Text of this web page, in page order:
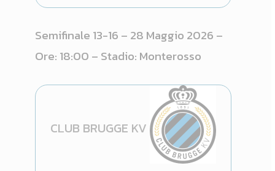
Semifinale 13-16 – 28 Maggio 2026 –
Ore: 18:00 – Stadio: Monterosso
CLUB BRUGGE KV